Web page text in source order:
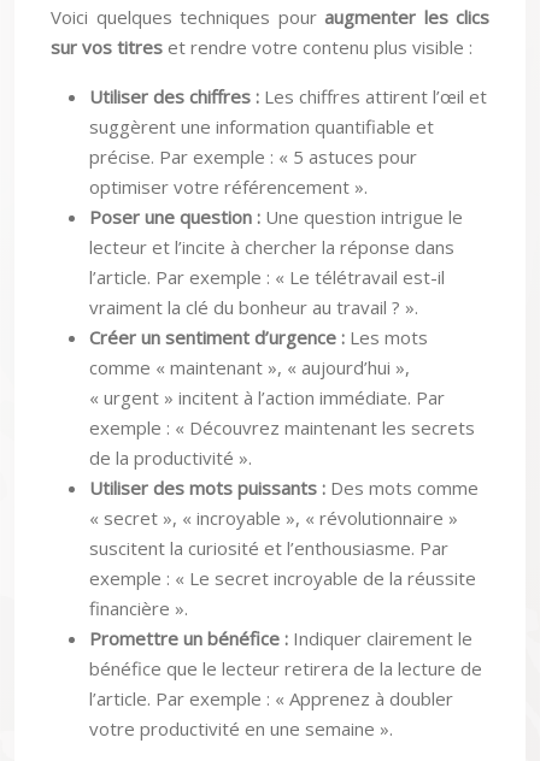
Voici quelques techniques pour augmenter les clics
sur vos titres et rendre votre contenu plus visible :
Utiliser des chiffres : Les chiffres attirent l’œil et
suggèrent une information quantifiable et
précise. Par exemple : « 5 astuces pour
optimiser votre référencement ».
Poser une question : Une question intrigue le
lecteur et l’incite à chercher la réponse dans
l’article. Par exemple : « Le télétravail est-il
vraiment la clé du bonheur au travail ? ».
Créer un sentiment d’urgence : Les mots
comme « maintenant », « aujourd’hui »,
« urgent » incitent à l’action immédiate. Par
exemple : « Découvrez maintenant les secrets
de la productivité ».
Utiliser des mots puissants : Des mots comme
« secret », « incroyable », « révolutionnaire »
suscitent la curiosité et l’enthousiasme. Par
exemple : « Le secret incroyable de la réussite
financière ».
Promettre un bénéfice : Indiquer clairement le
bénéfice que le lecteur retirera de la lecture de
l’article. Par exemple : « Apprenez à doubler
votre productivité en une semaine ».